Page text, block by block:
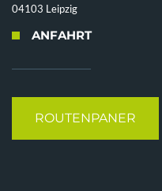
04103 Leipzig
ANFAHRT
ROUTENPANER